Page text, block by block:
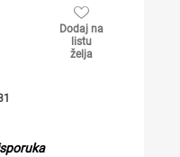
Dodaj na
listu
želja